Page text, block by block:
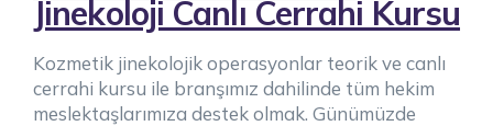
Jinekoloji Canlı Cerrahi Kursu
Kozmetik jinekolojik operasyonlar teorik ve canlı
cerrahi kursu ile branşımız dahilinde tüm hekim
meslektaşlarımıza destek olmak. Günümüzde